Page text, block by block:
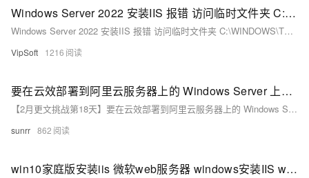
Windows Server 2022 安装IIS 报错 访问临时文件夹 C:\WINDOWS\TEMP\3C 读取/写入权限 错误: 0x80070005
Windows Server 2022 安装IIS 报错 访问临时文件夹 C:\WINDOWS\TEMP\3C 读取/写入权限 错误: 0x80070005
VipSoft 1216
要在云效部署到阿里云服务器上的 Windows Server 上的 IIS
【2月更文挑战第18天】要在云效部署到阿里云服务器上的 Windows Server 上的 IIS
sunrr 862
win10家庭版安装iis 微软web服务器 windows安装IIS web服务器